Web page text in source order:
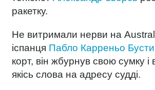
ракетку.
Не витримали нерви на
іспанця Пабло Карреньо Бусти
корт, він жбурнув свою сумку і
якісь слова на адресу судді.